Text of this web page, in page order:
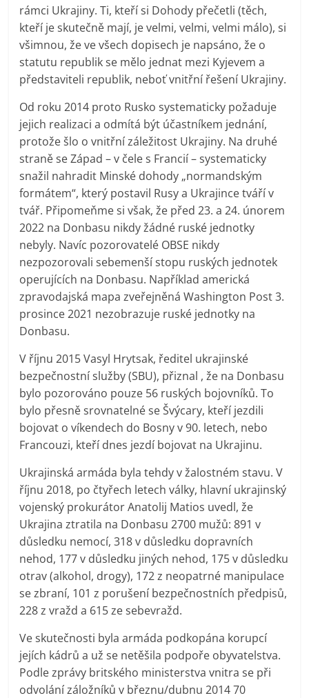
rámci Ukrajiny. Ti, kteří si Dohody přečetli (těch,
kteří je skutečně mají, je velmi, velmi, velmi málo), si
všimnou, že ve všech dopisech je napsáno, že o
statutu republik se mělo jednat mezi Kyjevem a
představiteli republik, neboť vnitřní řešení Ukrajiny.
Od roku 2014 proto Rusko systematicky požaduje
jejich realizaci a odmítá být účastníkem jednání,
protože šlo o vnitřní záležitost Ukrajiny. Na druhé
straně se Západ – v čele s Francií – systematicky
snažil nahradit Minské dohody „normandským
formátem“, který postavil Rusy a Ukrajince tváří v
tvář. Připomeňme si však, že před 23. a 24. únorem
2022 na Donbasu nikdy žádné ruské jednotky
nebyly. Navíc pozorovatelé OBSE nikdy
nezpozorovali sebemenší stopu ruských jednotek
operujících na Donbasu. Například americká
zpravodajská mapa zveřejněná Washington Post 3.
prosince 2021 nezobrazuje ruské jednotky na
Donbasu.
V říjnu 2015 Vasyl Hrytsak, ředitel ukrajinské
bezpečnostní služby (SBU), přiznal , že na Donbasu
bylo pozorováno pouze 56 ruských bojovníků. To
bylo přesně srovnatelné se Švýcary, kteří jezdili
bojovat o víkendech do Bosny v 90. letech, nebo
Francouzi, kteří dnes jezdí bojovat na Ukrajinu.
Ukrajinská armáda byla tehdy v žalostném stavu. V
říjnu 2018, po čtyřech letech války, hlavní ukrajinský
vojenský prokurátor Anatolij Matios uvedl, že
Ukrajina ztratila na Donbasu 2700 mužů: 891 v
důsledku nemocí, 318 v důsledku dopravních
nehod, 177 v důsledku jiných nehod, 175 v důsledku
otrav (alkohol, drogy), 172 z neopatrné manipulace
se zbraní, 101 z porušení bezpečnostních předpisů,
228 z vražd a 615 ze sebevražd.
Ve skutečnosti byla armáda podkopána korupcí
jejích kádrů a už se netěšila podpoře obyvatelstva.
Podle zprávy britského ministerstva vnitra se při
odvolání záložníků v březnu/dubnu 2014 70